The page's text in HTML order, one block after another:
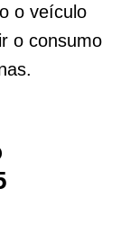
o veículo
o consumo